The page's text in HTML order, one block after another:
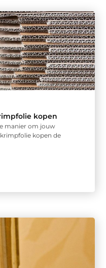
kopen
manier om jouw
kopen de